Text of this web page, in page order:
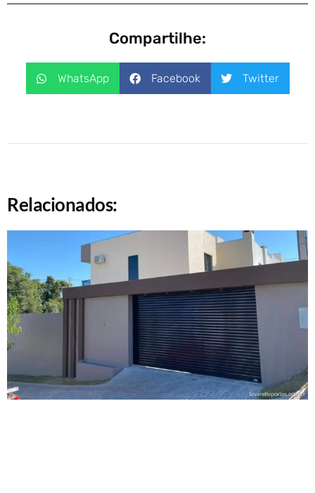
Compartilhe:
WhatsApp Facebook Twitter
Relacionados: